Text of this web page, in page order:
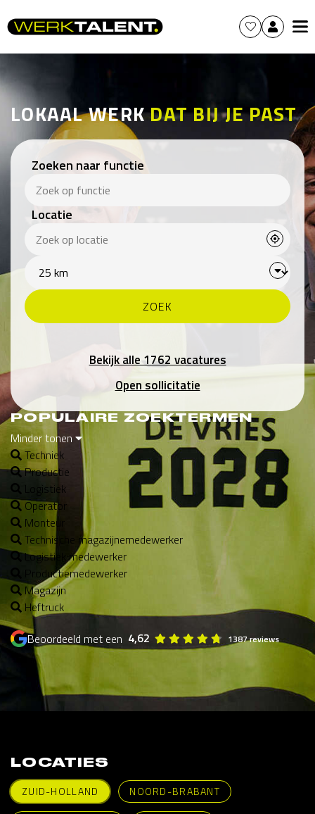
LOKAAL WERKDAT BIJ JE PAST
Zoeken naar functie
Locatie
Bekijk alle 1762 vacatures
Open sollicitatie
POPULAIRE ZOEKTERMEN
Minder tonen
Techniek
Productie
Logistiek
Operator
Monteur
Technische magazijnemedewerker
Logistiek medewerker
Productiemedewerker
Magazijn
Heftruck
Beoordeeld met een 4,62 1387 reviews
LOCATIES
ZUID-HOLLAND
NOORD-BRABANT